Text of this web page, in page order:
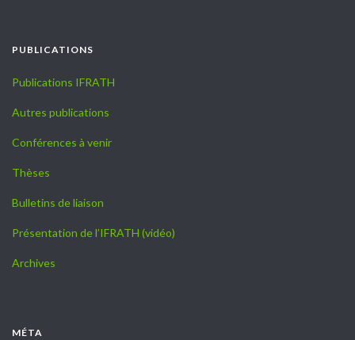
PUBLICATIONS
Publications IFRATH
Autres publications
Conférences à venir
Thèses
Bulletins de liaison
Présentation de l’IFRATH (vidéo)
Archives
MÉTA